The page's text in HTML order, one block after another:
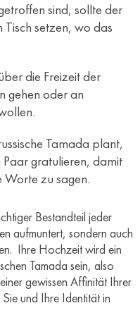
sind, sollte der
setzen, wo das
die Freizeit der
gehen oder an
Tamada plant,
gratulieren, damit
zu sagen.
Bestandteil jeder
aufmuntert, sondern auch
Ihre Hochzeit wird ein
Tamada sein, also
gewissen Affinität Ihrer
und Ihre Identität in